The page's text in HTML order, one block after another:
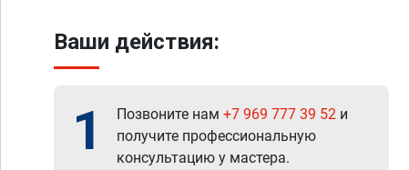
Ваши действия:
1 Позвоните нам +7 969 777 39 52 и
получите профессиональную
консультацию у мастера.